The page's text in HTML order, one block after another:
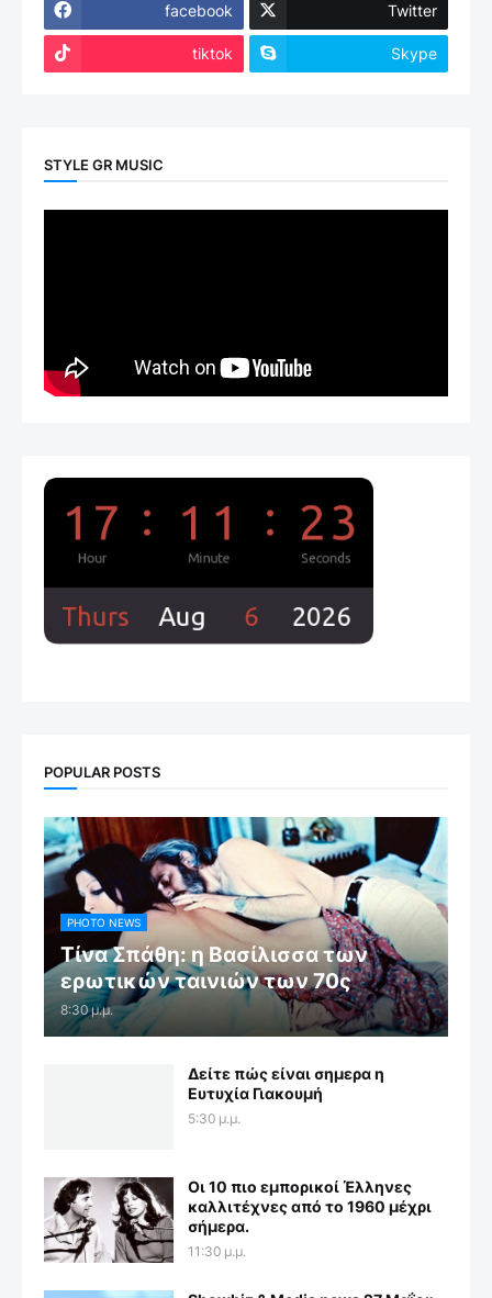
facebook Twitter
tiktok Skype
STYLE GR MUSIC
POPULAR POSTS
PHOTO NEWS
Τίνα Σπάθη: η Βασίλισσα των
ερωτικών ταινιών των 70ς
8:30 μ.μ.
Δείτε πώς είναι σημερα η
Ευτυχία Γιακουμή
5:30 μ.μ.
Οι 10 πιο εμπορικοί Έλληνες
καλλιτέχνες από το 1960 μέχρι
σήμερα.
11:30 μ.μ.